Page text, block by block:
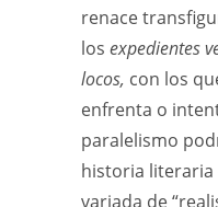
renace
los expedientes
locos, con los
enfrenta o
paralelismo
historia literaria
variada de